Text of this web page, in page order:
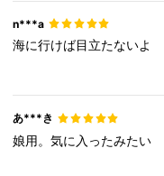
n***a
海に行けば目立たないよ
あ***き
娘用。気に入ったみたい